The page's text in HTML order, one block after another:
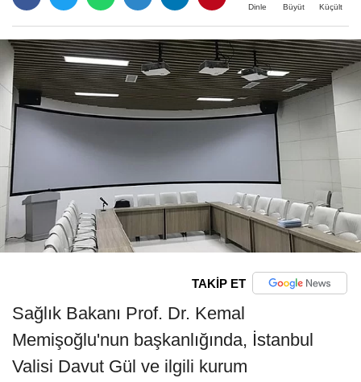
Dinle Büyüt Küçült
TAKİP ET
Sağlık Bakanı Prof. Dr. Kemal
Memişoğlu'nun başkanlığında, İstanbul
Valisi Davut Gül ve ilgili kurum